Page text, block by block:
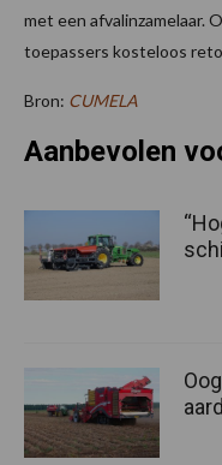
met een afvalinzamelaar.
toepassers kosteloos
Bron: CUMELA
Aanbevolen